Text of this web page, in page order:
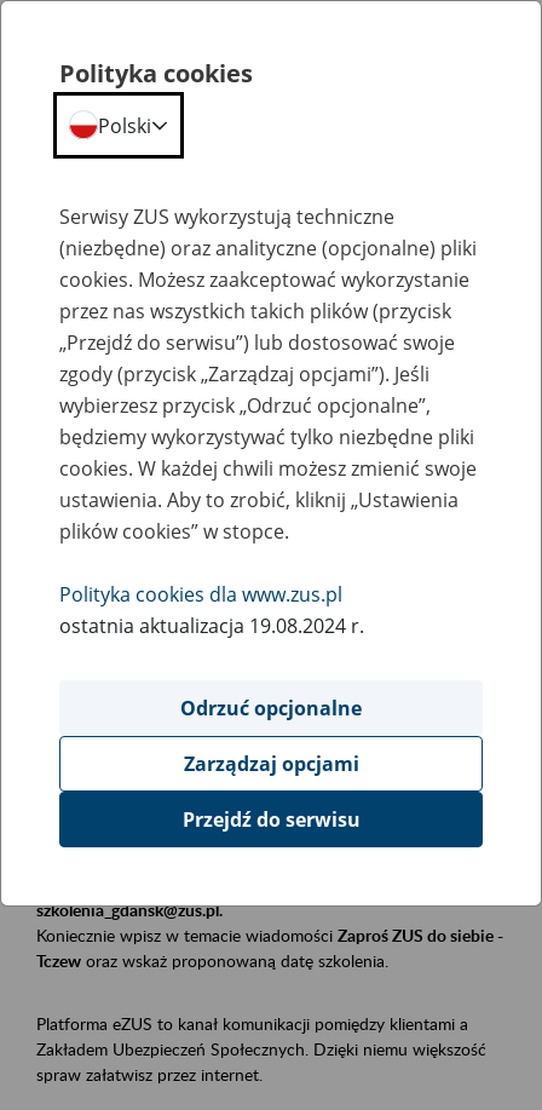
Szkolenia
Zaproś ZUS do siebie: eZUS, wizyty
rezerwowane, e-wizyty, Aktywni 50+
Rodzaj wydarzenia
Szkolenia
Obszar merytoryczny
Płatnicy, ubezpieczeni, świadczeniobiorcy
Opis wydarzenia
Szkolenie stacjonarne w siedzibie firmy, instytucji, urzędu.
szkolenia_gdansk@zus.pl.
Koniecznie wpisz w temacie wiadomości Zaproś ZUS do siebie -
Tczew oraz wskaż proponowaną datę szkolenia.
Platforma eZUS to kanał komunikacji pomiędzy klientami a
Zakładem Ubezpieczeń Społecznych. Dzięki niemu większość
spraw załatwisz przez internet.
Polityka cookies
Polski
Serwisy ZUS wykorzystują techniczne
(niezbędne) oraz analityczne (opcjonalne) pliki
cookies. Możesz zaakceptować wykorzystanie
przez nas wszystkich takich plików (przycisk
„Przejdź do serwisu”) lub dostosować swoje
zgody (przycisk „Zarządzaj opcjami”). Jeśli
wybierzesz przycisk „Odrzuć opcjonalne”,
będziemy wykorzystywać tylko niezbędne pliki
cookies. W każdej chwili możesz zmienić swoje
ustawienia. Aby to zrobić, kliknij „Ustawienia
plików cookies” w stopce.
Polityka cookies dla www.zus.pl
ostatnia aktualizacja 19.08.2024 r.
Odrzuć opcjonalne
Zarządzaj opcjami
Przejdź do serwisu